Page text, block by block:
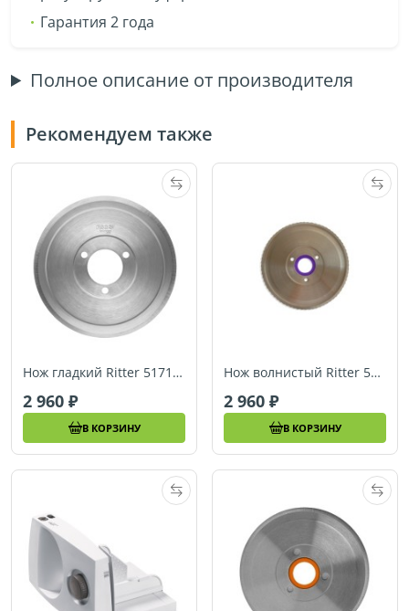
Гарантия 2 года
Полное описание от производителя
Рекомендуем также
Нож гладкий Ritter 517132 (для fondo1, fortis1, pino2, E18, E16, E21, AES52, AES62, AES64, E118)
2 960
В КОРЗИНУ
Нож волнистый Ritter 517133 (для fondo1, fortis1, pino2, E18, E16, E21, AES52, AES62, AES64, E118)
2 960
В КОРЗИНУ